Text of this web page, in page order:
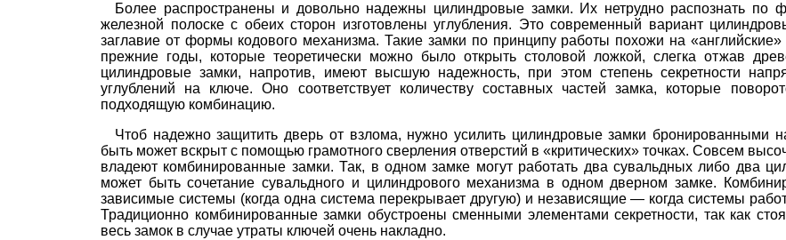
Более распространены и довольно надежны цилиндровые замки. Их нетрудно распознать по
железной полоске с обеих сторон изготовлены углубления. Это современный вариант
заглавие от формы кодового механизма. Такие замки по принципу работы похожи на
прежние годы, которые теоретически можно было открыть столовой ложкой, слегка отжав
цилиндровые замки, напротив, имеют высшую надежность, при этом степень секретности
углублений на ключе. Оно соответствует количеству составных частей замка, которые
подходящую комбинацию.
Чтоб надежно защитить дверь от взлома, нужно усилить цилиндровые замки бронированными
быть может вскрыт с помощью грамотного сверления отверстий в «критических» точках. Совсем
владеют комбинированные замки. Так, в одном замке могут работать два сувальдных либо два
может быть сочетание сувальдного и цилиндрового механизма в одном дверном замке.
зависимые системы (когда одна система перекрывает другую) и независящие — когда системы
Традиционно комбинированные замки обустроены сменными элементами секретности, так как
весь замок в случае утраты ключей очень накладно.